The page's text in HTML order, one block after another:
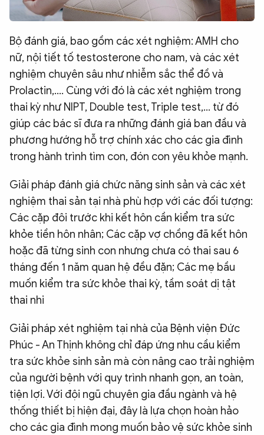
Bộ đánh giá, bao gồm các xét nghiệm: AMH cho
nữ, nội tiết tố testosterone cho nam, và các xét
nghiệm chuyên sâu như nhiễm sắc thể đồ và
Prolactin,.... Cùng với đó là các xét nghiệm trong
thai kỳ như NIPT, Double test, Triple test,... từ đó
giúp các bác sĩ đưa ra những đánh giá ban đầu và
phương hướng hỗ trợ chính xác cho các gia đình
trong hành trình tìm con, đón con yêu khỏe mạnh.
Giải pháp đánh giá chức năng sinh sản và các xét
nghiệm thai sản tại nhà phù hợp với các đối tượng:
Các cặp đôi trước khi kết hôn cần kiểm tra sức
khỏe tiền hôn nhân; Các cặp vợ chồng đã kết hôn
hoặc đã từng sinh con nhưng chưa có thai sau 6
tháng đến 1 năm quan hệ đều đặn; Các mẹ bầu
muốn kiểm tra sức khỏe thai kỳ, tầm soát dị tật
thai nhi
Giải pháp xét nghiệm tại nhà của Bệnh viện Đức
Phúc - An Thịnh không chỉ đáp ứng nhu cầu kiểm
tra sức khỏe sinh sản mà còn nâng cao trải nghiệm
của người bệnh với quy trình nhanh gọn, an toàn,
tiện lợi. Với đội ngũ chuyên gia đầu ngành và hệ
thống thiết bị hiện đại, đây là lựa chọn hoàn hảo
cho các gia đình mong muốn bảo vệ sức khỏe sinh